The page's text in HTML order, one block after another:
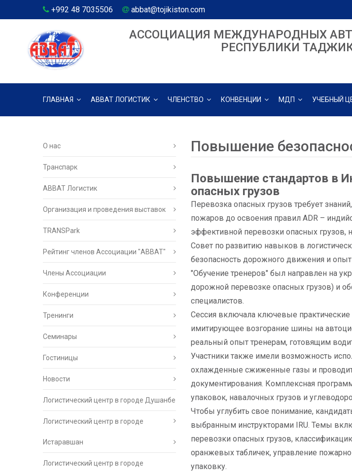
+992 48 7035506 abbat@tojikiston.com
АССОЦИАЦИЯ МЕЖДУНАРОДНЫХ
РЕСПУБЛИКИ
ГЛАВНАЯ АВВАТ ЛОГИСТИК ЧЛЕНСТВО КОНВЕНЦИИ МДП УЧЕБНЫЙ
О нас
Транспарк
ABBAT Логистик
Организация и проведения выставок
TRANSPark
Рейтинг членов Ассоциации "АВВАТ"
Члены Ассоциации
Конференции
Тренинги
Семинары
Гостиницы
Новости
Логистический центр в городе Душанбе
Логистический центр в городе
Истаравшан
Логистический центр в городе
Повышение
Повышение стандартов в
опасных грузов
Перевозка опасных грузов требует
пожаров до освоения правил ADR –
эффективной перевозки опасных грузов,
Совет по развитию навыков в
безопасность дорожного движения и
"Обучение тренеров" был направлен на
дорожной перевозке опасных грузов) и
специалистов.
Сессия включала ключевые
имитирующее возгорание шины на
реальный опыт тренерам, готовящим
Участники также имели возможность
охлажденные сжиженные газы и
документирования. Комплексная
упаковок, навалочных грузов и
Чтобы углубить свое понимание,
выбранным инструкторами IRU. Темы
перевозки опасных грузов,
оранжевых табличек, управление
упаковку.